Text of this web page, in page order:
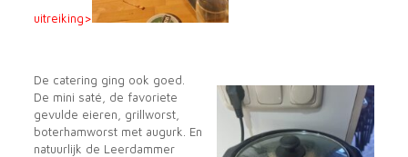
uitreiking>
De catering ging ook goed.
De mini saté, de favoriete
gevulde eieren, grillworst,
boterhamworst met augurk. En
natuurlijk de Leerdammer